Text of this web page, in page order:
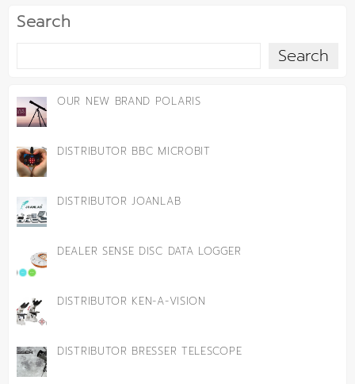
Search
Search
OUR NEW BRAND POLARIS
DISTRIBUTOR BBC MICROBIT
DISTRIBUTOR JOANLAB
DEALER SENSE DISC DATA LOGGER
DISTRIBUTOR KEN-A-VISION
DISTRIBUTOR BRESSER TELESCOPE